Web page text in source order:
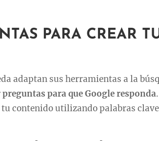
PARA CREAR
adaptan sus herramientas a la
para que Google responda
contenido utilizando palabras